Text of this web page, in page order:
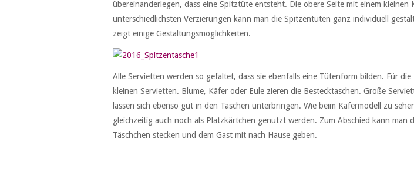
übereinanderlegen, dass eine Spitztüte entsteht. Die obere Seite mit einem
unterschiedlichsten Verzierungen kann man die Spitzentüten ganz individuell
zeigt einige Gestaltungsmöglichkeiten.
Alle Servietten werden so gefaltet, dass sie ebenfalls eine Tütenform bilden. Für
kleinen Servietten. Blume, Käfer oder Eule zieren die Bestecktaschen. Große
lassen sich ebenso gut in den Taschen unterbringen. Wie beim Käfermodell zu
gleichzeitig auch noch als Platzkärtchen genutzt werden. Zum Abschied kann man
Täschchen stecken und dem Gast mit nach Hause geben.